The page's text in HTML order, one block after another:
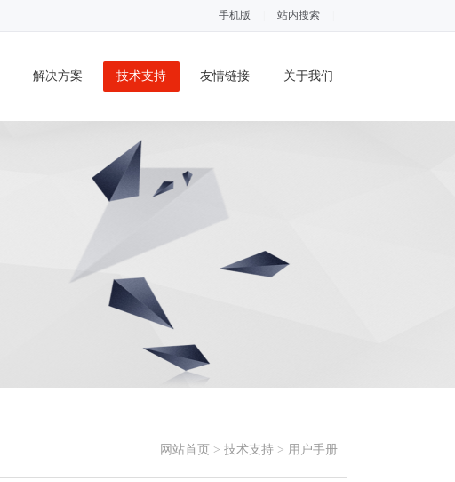
站内搜索
手机版
解决方案 技术支持 友情链接 关于我们
网站首页 > 技术支持 > 用户手册